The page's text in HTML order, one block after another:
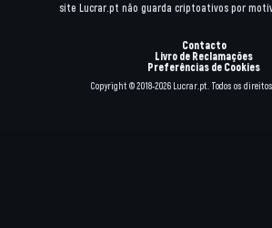
site Lucrar.pt não guarda criptoativos por
Contacto
Livro de Reclamações
Preferências de Cookies
Copyright © 2018-2026 Lucrar.pt. Todos os